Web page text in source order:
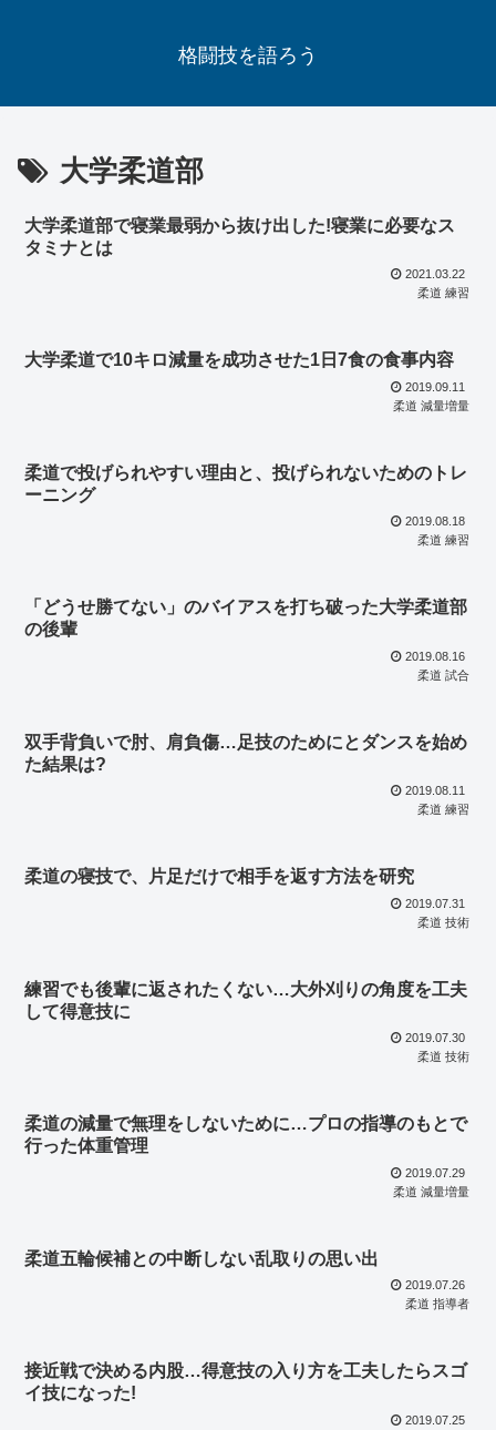
格闘技を語ろう
大学柔道部
大学柔道部で寝業最弱から抜け出した!寝業に必要なス
タミナとは
2021.03.22
柔道 練習
大学柔道で10キロ減量を成功させた1日7食の食事内容
2019.09.11
柔道 減量増量
柔道で投げられやすい理由と、投げられないためのトレ
ーニング
2019.08.18
柔道 練習
「どうせ勝てない」のバイアスを打ち破った大学柔道部
の後輩
2019.08.16
柔道 試合
双手背負いで肘、肩負傷…足技のためにとダンスを始め
た結果は?
2019.08.11
柔道 練習
柔道の寝技で、片足だけで相手を返す方法を研究
2019.07.31
柔道 技術
練習でも後輩に返されたくない…大外刈りの角度を工夫
して得意技に
2019.07.30
柔道 技術
柔道の減量で無理をしないために…プロの指導のもとで
行った体重管理
2019.07.29
柔道 減量増量
柔道五輪候補との中断しない乱取りの思い出
2019.07.26
柔道 指導者
接近戦で決める内股…得意技の入り方を工夫したらスゴ
イ技になった!
2019.07.25